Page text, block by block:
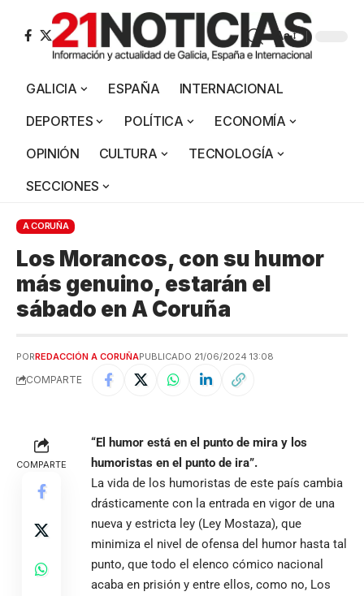
Aa
GALICIA ESPAÑA
INTERNACIONAL
DEPORTES
POLÍTICA
ECONOMÍA
OPINIÓN
CULTURA
TECNOLOGÍA
SECCIONES
A CORUÑA
Los Morancos, con su humor
más genuino, estarán el
sábado en A Coruña
PORREDACCIÓN A CORUÑAPUBLICADO 21/06/2024 13:08
COMPARTE
COMPARTE
“El humor está en el punto de mira y los
humoristas en el punto de ira”.
La vida de los humoristas de este país cambia
drásticamente con la entrada en vigor de una
nueva y estricta ley (Ley Mostaza), que
minimiza el nivel de ofensa del humor hasta tal
punto, que todo el elenco cómico nacional
acaba en prisión y entre ellos, como no, Los